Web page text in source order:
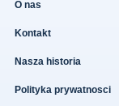
O nas
Kontakt
Nasza historia
Polityka prywatnosci